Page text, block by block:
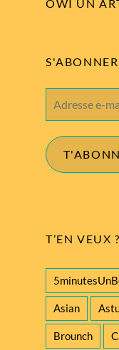
OWI UN
T’EN VEUX
Asian
Brounch